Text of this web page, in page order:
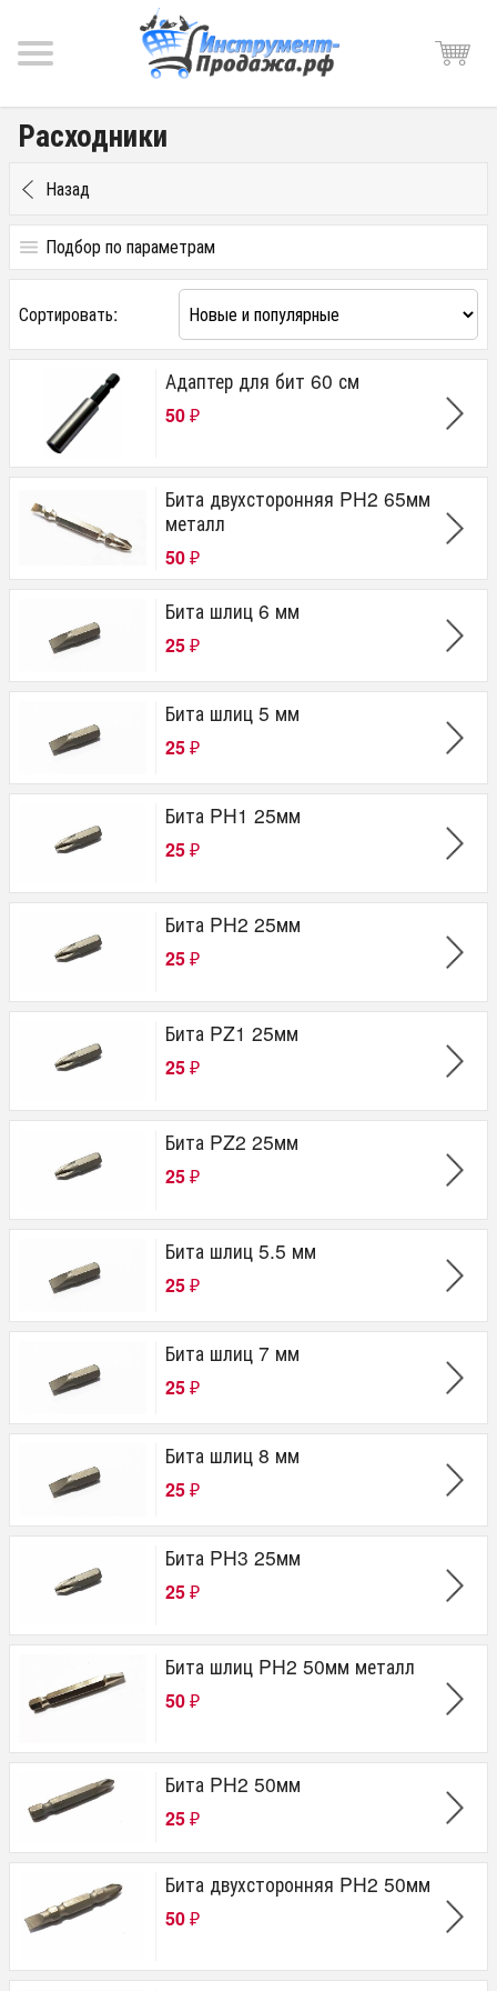
Расходники
Назад
Подбор по параметрам
Цена
от до
Производитель
Kemper
Сортировать:
Адаптер для бит 60 см
50 ₽
Бита двухсторонняя PH2 65мм
металл
50 ₽
Бита шлиц 6 мм
25 ₽
Бита шлиц 5 мм
25 ₽
Бита PH1 25мм
25 ₽
Бита PH2 25мм
25 ₽
Бита PZ1 25мм
25 ₽
Бита PZ2 25мм
25 ₽
Бита шлиц 5.5 мм
25 ₽
Бита шлиц 7 мм
25 ₽
Бита шлиц 8 мм
25 ₽
Бита PH3 25мм
25 ₽
Бита шлиц PH2 50мм металл
50 ₽
Бита PH2 50мм
25 ₽
Бита двухсторонняя PH2 50мм
50 ₽